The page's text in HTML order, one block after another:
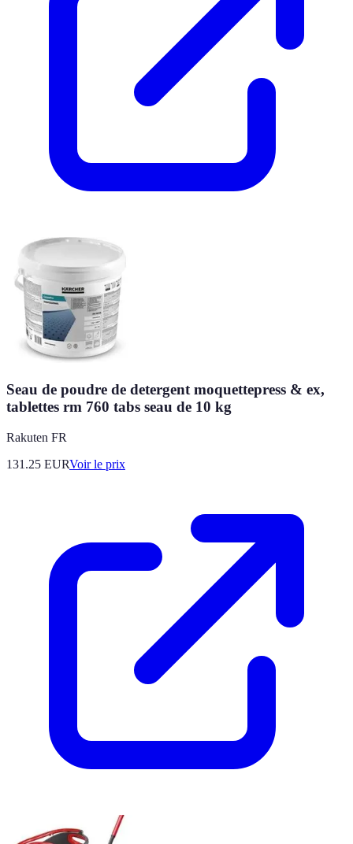
Seau de poudre de detergent moquettepress & ex,
tablettes rm 760 tabs seau de 10 kg
Rakuten FR
131.25 EURVoir le prix